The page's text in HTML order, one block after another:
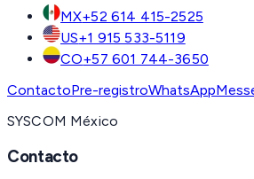
MX+52 614 415-2525
US+1 915 533-5119
CO+57 601 744-3650
ContactoPre-registroWhatsApp
SYSCOM México
Contacto